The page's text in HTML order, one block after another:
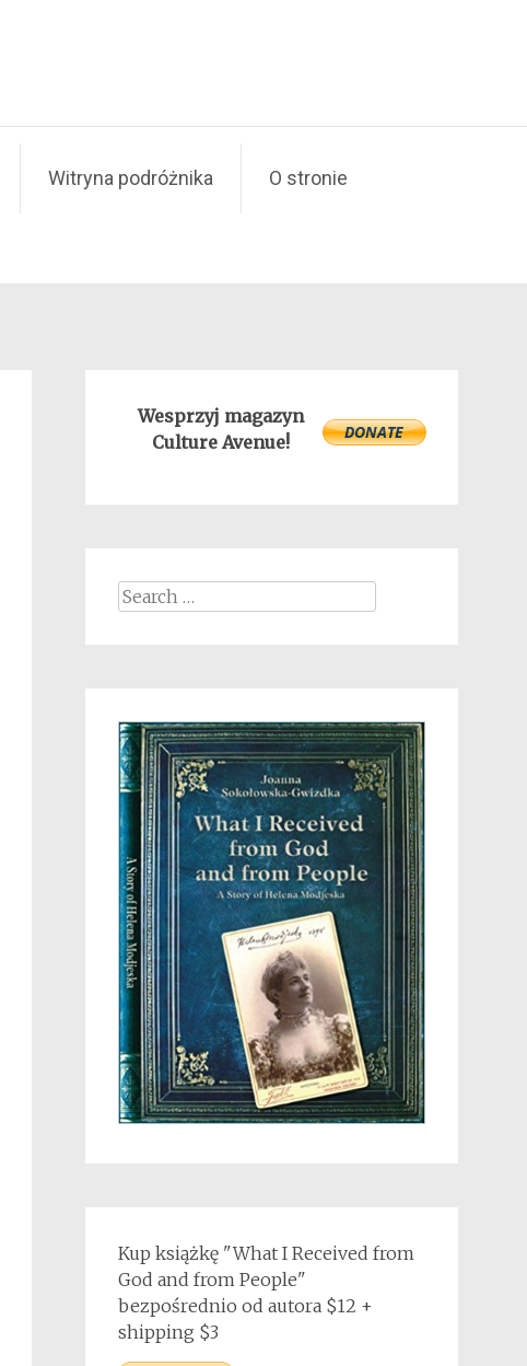
Witryna podróżnika O stronie
Wesprzyj magazyn
Culture Avenue!
Search
Kup książkę "What I Received from
God and from People"
bezpośrednio od autora $12 +
shipping $3